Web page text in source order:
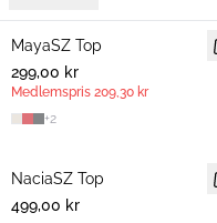
MEDLEMSERBJUDANDE
MayaSZ Top
299,00 kr
Medlemspris 209,30 kr
+2
NYHET
NaciaSZ Top
499,00 kr